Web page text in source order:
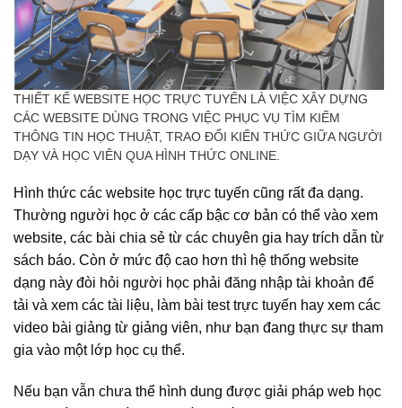
THIẾT KẾ WEBSITE HỌC TRỰC TUYẾN LÀ VIỆC XÂY DỰNG
CÁC WEBSITE DÙNG TRONG VIỆC PHỤC VỤ TÌM KIẾM
THÔNG TIN HỌC THUẬT, TRAO ĐỔI KIẾN THỨC GIỮA NGƯỜI
DẠY VÀ HỌC VIÊN QUA HÌNH THỨC ONLINE.
Hình thức các website học trực tuyến cũng rất đa dạng.
Thường người học ở các cấp bậc cơ bản có thể vào xem
website, các bài chia sẻ từ các chuyên gia hay trích dẫn từ
sách báo. Còn ở mức độ cao hơn thì hệ thống website
dạng này đòi hỏi người học phải đăng nhập tài khoản để
tải và xem các tài liệu, làm bài test trực tuyến hay xem các
video bài giảng từ giảng viên, như bạn đang thực sự tham
gia vào một lớp học cụ thể.
Nếu bạn vẫn chưa thể hình dung được giải pháp web học